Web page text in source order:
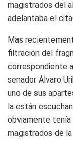
magistrados del
adelantaba el
Mas
filtración del
correspondiente
senador Álvaro
uno de sus
la están
obviamente
magistrados de la